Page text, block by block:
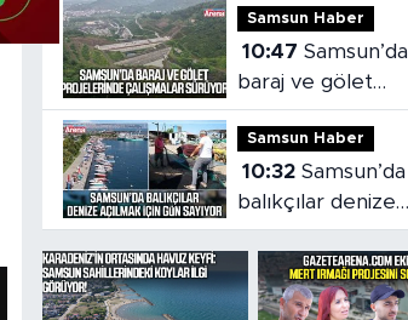
yoğun mesai
Samsun Haber
10:47 Samsun’da
baraj ve gölet
projelerinde
çalışmalar sürüyor
Samsun Haber
10:32 Samsun’da
balıkçılar denize
açılmak için gün
sayıyor